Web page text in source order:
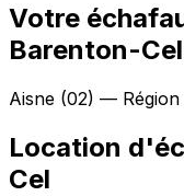
Votre
Barenton-
Aisne (02) — Région
Location
Cel